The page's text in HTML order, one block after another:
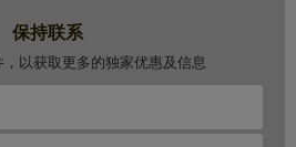
保持联系
以获取更多的独家优惠及信息